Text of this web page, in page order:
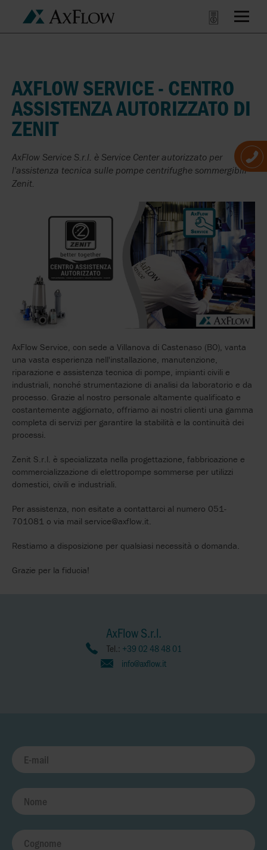
AXFLOW SERVICE - CENTRO
ASSISTENZA AUTORIZZATO DI
ZENIT
AxFlow Service S.r.l. è Service Center autorizzato per
l'assistenza tecnica sulle pompe centrifughe sommergibili
Zenit.
AxFlow Service, con sede a Villanova di Castenaso (BO), vanta
una vasta esperienza nell'installazione, manutenzione,
riparazione e assistenza tecnica di pompe, impianti civili e
industriali, nonché strumentazione di analisi da laboratorio e da
processo. Grazie al nostro personale altamente qualificato e
costantemente aggiornato, offriamo ai nostri clienti una gamma
completa di servizi per garantire la stabilità e la continuità dei
processi.
Zenit S.r.l. è specializzata nella progettazione, fabbricazione e
commercializzazione di elettropompe sommerse per utilizzi
domestici, civili e industriali.
Per assistenza, non esitate a contattarci al numero 051-
701081 o via mail service@axflow.it.
Restiamo a disposizione per qualsiasi necessità o domanda.
Grazie per la fiducia!
AxFlow S.r.l.
Tel.: +39 02 48 48 01
info@axflow.it